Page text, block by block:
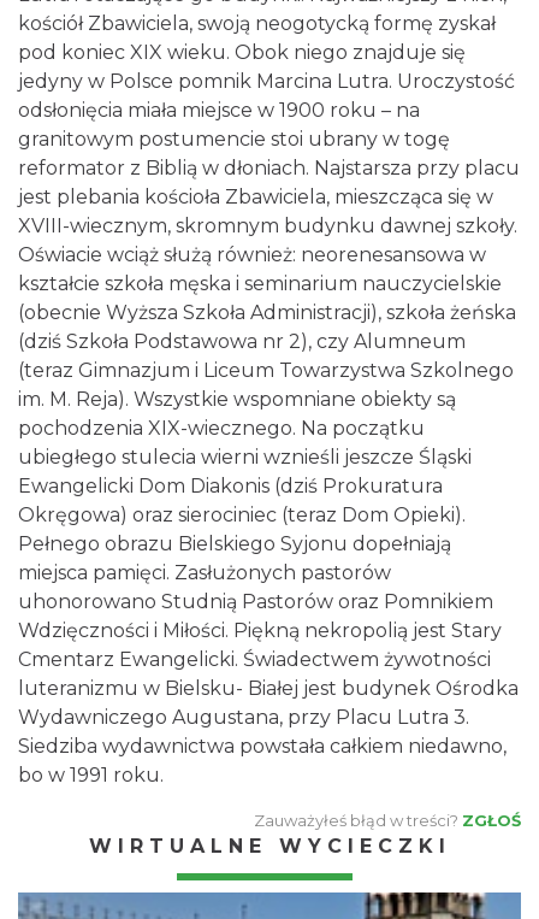
kościół Zbawiciela, swoją neogotycką formę zyskał
pod koniec XIX wieku. Obok niego znajduje się
jedyny w Polsce pomnik Marcina Lutra. Uroczystość
odsłonięcia miała miejsce w 1900 roku – na
granitowym postumencie stoi ubrany w togę
reformator z Biblią w dłoniach. Najstarsza przy placu
jest plebania kościoła Zbawiciela, mieszcząca się w
XVIII-wiecznym, skromnym budynku dawnej szkoły.
Oświacie wciąż służą również: neorenesansowa w
kształcie szkoła męska i seminarium nauczycielskie
(obecnie Wyższa Szkoła Administracji), szkoła żeńska
(dziś Szkoła Podstawowa nr 2), czy Alumneum
(teraz Gimnazjum i Liceum Towarzystwa Szkolnego
im. M. Reja). Wszystkie wspomniane obiekty są
pochodzenia XIX-wiecznego. Na początku
ubiegłego stulecia wierni wznieśli jeszcze Śląski
Ewangelicki Dom Diakonis (dziś Prokuratura
Okręgowa) oraz sierociniec (teraz Dom Opieki).
Pełnego obrazu Bielskiego Syjonu dopełniają
miejsca pamięci. Zasłużonych pastorów
uhonorowano Studnią Pastorów oraz Pomnikiem
Wdzięczności i Miłości. Piękną nekropolią jest Stary
Cmentarz Ewangelicki. Świadectwem żywotności
luteranizmu w Bielsku- Białej jest budynek Ośrodka
Wydawniczego Augustana, przy Placu Lutra 3.
Siedziba wydawnictwa powstała całkiem niedawno,
bo w 1991 roku.
Zauważyłeś błąd w treści? ZGŁOŚ
WIRTUALNE WYCIECZKI